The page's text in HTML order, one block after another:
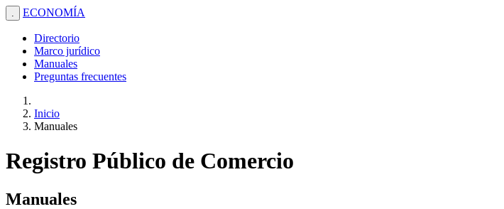
. ECONOMÍA
Directorio
Marco jurídico
Manuales
Preguntas frecuentes
Inicio
Manuales
Registro Público de Comercio
Manuales